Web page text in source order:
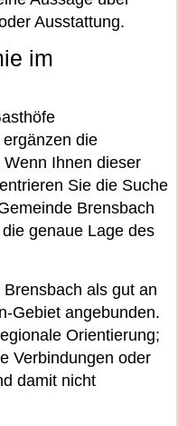
Ausstattung.
im
die
Ihnen dieser
Sie die Suche
Brensbach
genaue Lage des
als gut an
Gebiet angebunden.
Orientierung;
Verbindungen oder
damit nicht